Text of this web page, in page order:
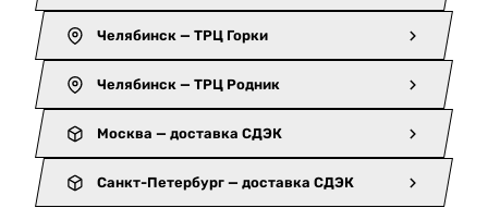
Челябинск — ТРЦ Горки
Челябинск — ТРЦ Родник
Москва — доставка СДЭК
Санкт-Петербург — доставка СДЭК